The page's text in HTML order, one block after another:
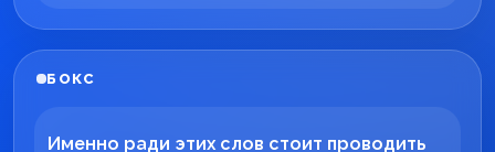
БОКС
Именно ради этих слов стоит проводить